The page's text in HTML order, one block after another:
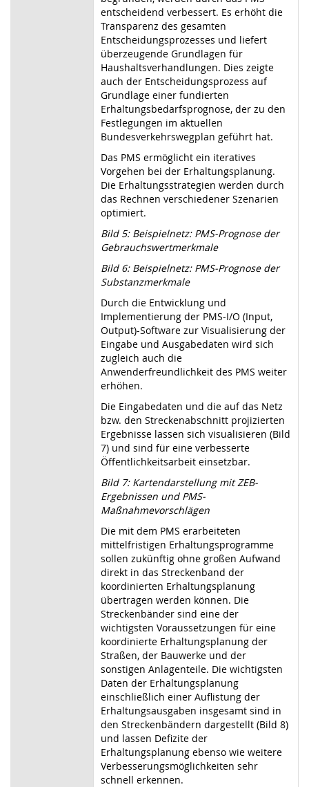
entscheidend verbessert. Es erhöht die
Transparenz des gesamten
Entscheidungsprozesses und liefert
überzeugende Grundlagen für
Haushaltsverhandlungen. Dies zeigte
auch der Entscheidungsprozess auf
Grundlage einer fundierten
Erhaltungsbedarfsprognose, der zu den
Festlegungen im aktuellen
Bundesverkehrswegplan geführt hat.
Das PMS ermöglicht ein iteratives
Vorgehen bei der Erhaltungsplanung.
Die Erhaltungsstrategien werden durch
das Rechnen verschiedener Szenarien
optimiert.
Bild 5: Beispielnetz: PMS-Prognose der
Gebrauchswertmerkmale
Bild 6: Beispielnetz: PMS-Prognose der
Substanzmerkmale
Durch die Entwicklung und
Implementierung der PMS-I/O (Input,
Output)-Software zur Visualisierung der
Eingabe und Ausgabedaten wird sich
zugleich auch die
Anwenderfreundlichkeit des PMS weiter
erhöhen.
Die Eingabedaten und die auf das Netz
bzw. den Streckenabschnitt projizierten
Ergebnisse lassen sich visualisieren (Bild
7) und sind für eine verbesserte
Öffentlichkeitsarbeit einsetzbar.
Bild 7: Kartendarstellung mit ZEB-
Ergebnissen und PMS-
Maßnahmevorschlägen
Die mit dem PMS erarbeiteten
mittelfristigen Erhaltungsprogramme
sollen zukünftig ohne großen Aufwand
direkt in das Streckenband der
koordinierten Erhaltungsplanung
übertragen werden können. Die
Streckenbänder sind eine der
wichtigsten Voraussetzungen für eine
koordinierte Erhaltungsplanung der
Straßen, der Bauwerke und der
sonstigen Anlagenteile. Die wichtigsten
Daten der Erhaltungsplanung
einschließlich einer Auflistung der
Erhaltungsausgaben insgesamt sind in
den Streckenbändern dargestellt (Bild 8)
und lassen Defizite der
Erhaltungsplanung ebenso wie weitere
Verbesserungsmöglichkeiten sehr
schnell erkennen.